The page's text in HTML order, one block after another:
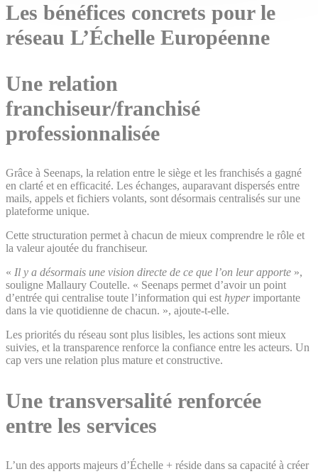
Les bénéfices concrets pour le
réseau L’Échelle Européenne
Une relation
franchiseur/franchisé
professionnalisée
Grâce à Seenaps, la relation entre le siège et les franchisés a gagné
en clarté et en efficacité. Les échanges, auparavant dispersés entre
mails, appels et fichiers volants, sont désormais centralisés sur une
plateforme unique.
Cette structuration permet à chacun de mieux comprendre le rôle et
la valeur ajoutée du franchiseur.
« Il y a désormais une vision directe de ce que l’on leur apporte »,
souligne Mallaury Coutelle. « Seenaps permet d’avoir un point
d’entrée qui centralise toute l’information qui est hyperimportante
dans la vie quotidienne de chacun. », ajoute-t-elle.
Les priorités du réseau sont plus lisibles, les actions sont mieux
suivies, et la transparence renforce la confiance entre les acteurs. Un
cap vers une relation plus mature et constructive.
Une transversalité renforcée
entre les services
L’un des apports majeurs d’Échelle + réside dans sa capacité à créer